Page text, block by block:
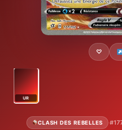
♡
UR
CLASH DES REBELLES ·